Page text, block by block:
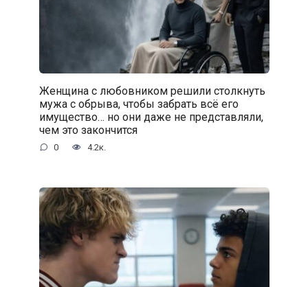
Женщина с любовником решили столкнуть
мужа с обрыва, чтобы забрать всё его
имущество… но они даже не представляли,
чем это закончится
0 4.2к.